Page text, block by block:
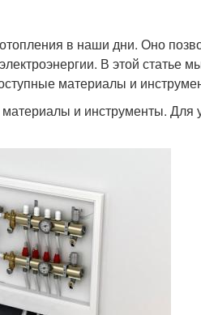
в наши дни. Оно
В этой статье
материалы и
и инструменты. Для